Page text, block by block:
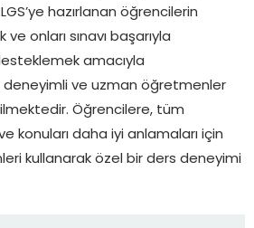
hazırlanan öğrencilerin
ve onları sınavı başarıyla
amacıyla
deneyimli ve uzman öğretmenler
Öğrencilere, tüm
konuları daha iyi anlamaları için
kullanarak özel bir ders deneyimi